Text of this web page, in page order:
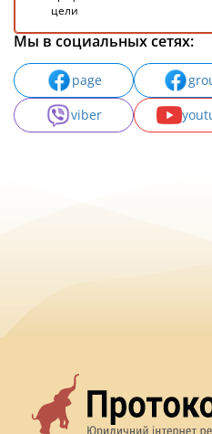
цели
Мы в социальных сетях:
page
viber